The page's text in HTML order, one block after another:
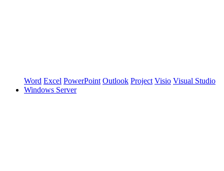
Word Excel PowerPoint Outlook Project Visio Visual Studio
Windows Server